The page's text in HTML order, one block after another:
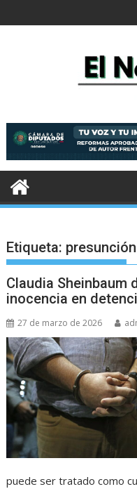
al
Etiqueta:
Claudia Sheinbaum
inocencia en
27 de marzo de 2026
puede ser tratado como